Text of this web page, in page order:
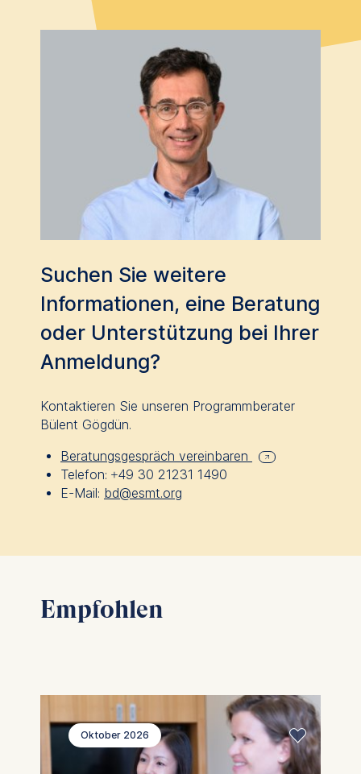
Suchen Sie weitere
Informationen, eine Beratung
oder Unterstützung bei Ihrer
Anmeldung?
Kontaktieren Sie unseren Programmberater
Bülent Gögdün.
Beratungsgespräch vereinbaren
Telefon: +49 30 21231 1490
E-Mail: bd@esmt.org
Empfohlen
Oktober 2026